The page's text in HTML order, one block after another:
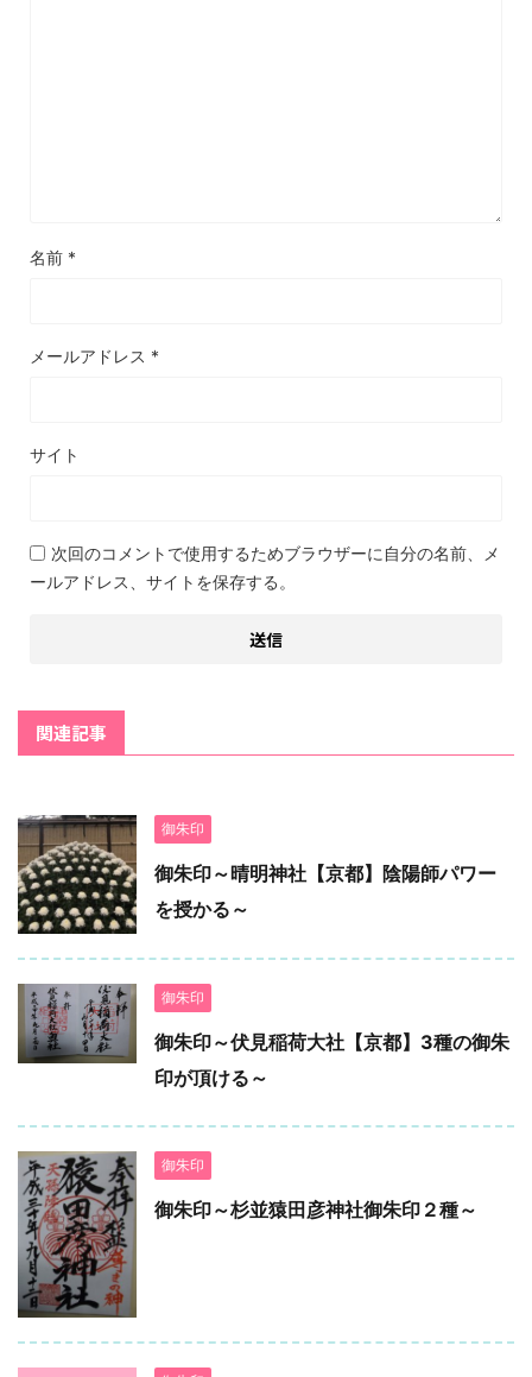
名前 *
メールアドレス *
サイト
次回のコメントで使用するためブラウザーに自分の名前、メ
ールアドレス、サイトを保存する。
関連記事
御朱印
御朱印～晴明神社【京都】陰陽師パワー
を授かる～
御朱印
御朱印～伏見稲荷大社【京都】3種の御朱
印が頂ける～
御朱印
御朱印～杉並猿田彦神社御朱印２種～